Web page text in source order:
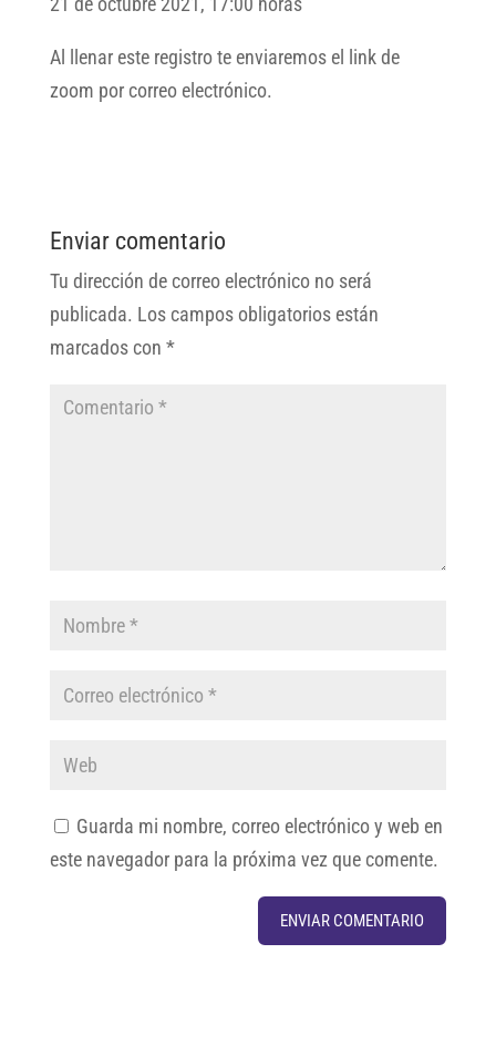
Al llenar este registro te enviaremos el link de
zoom por correo electrónico.
Enviar comentario
Tu dirección de correo electrónico no será
publicada. Los campos obligatorios están
marcados con *
Guarda mi nombre, correo electrónico y web en
este navegador para la próxima vez que comente.